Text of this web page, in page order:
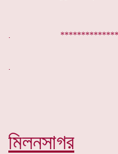
.
মিলনসাগর